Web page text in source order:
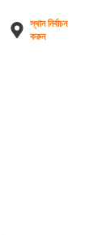
স্থান নির্বাচন
করুন